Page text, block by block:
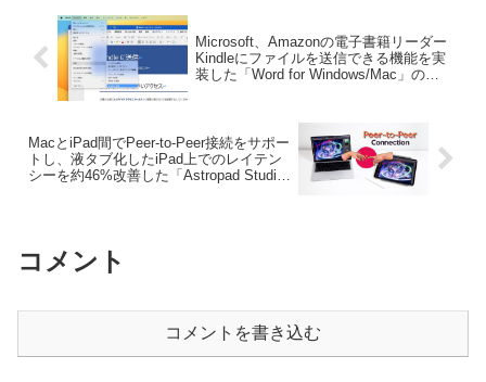
Microsoft、Amazonの電子書籍リーダー
Kindleにファイルを送信できる機能を実
装した「Word for Windows/Mac」の
MacとiPad間でPeer-to-Peer接続をサポー
トし、液タブ化したiPad上でのレイテン
シーを約46%改善した「Astropad Studio
コメント
コメントを書き込む